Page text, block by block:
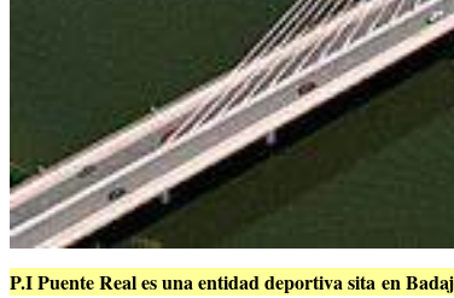
P.I Puente Real es una entidad deportiva sita en